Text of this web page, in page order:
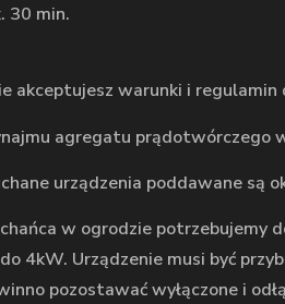
30 min.
akceptujesz warunki i
agregatu prądotwórczego
urządzenia poddawane są
w ogrodzie potrzebujemy
4kW. Urządzenie musi być
pozostawać wyłączone i